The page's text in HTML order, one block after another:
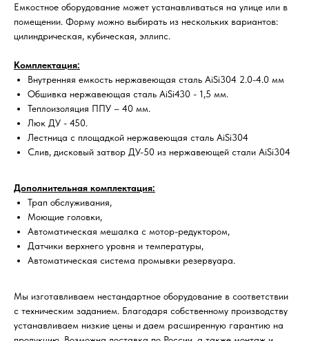
Емкостное оборудование может устанавливаться на улице или в
помещении. Форму можно выбирать из нескольких вариантов:
цилиндрическая, кубическая, эллипс.
Комплектация:
Внутренняя емкость нержавеющая сталь AiSi304 2.0-4.0 мм
Обшивка нержавеющая сталь AiSi430 - 1,5 мм.
Теплоизоляция ППУ – 40 мм.
Люк ДУ - 450.
Лестница с площадкой нержавеющая сталь AiSi304
Слив, дисковый затвор ДУ-50 из нержавеющей стали AiSi304
Дополнительная комплектация:
Трап обслуживания,
Моющие головки,
Автоматическая мешалка с мотор-редуктором,
Датчики верхнего уровня и температуры,
Автоматическая система промывки резервуара.
Мы изготавливаем нестандартное оборудование в соответствии
с техническим заданием. Благодаря собственному производству
устанавливаем низкие цены и даем расширенную гарантию на